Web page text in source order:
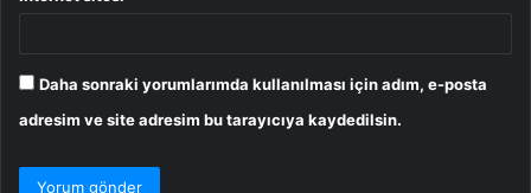
Daha sonraki yorumlarımda kullanılması için adım, e-posta
adresim ve site adresim bu tarayıcıya kaydedilsin.